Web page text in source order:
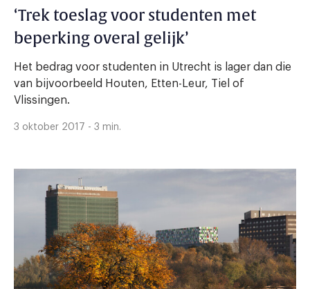
‘Trek toeslag voor studenten met
beperking overal gelijk’
Het bedrag voor studenten in Utrecht is lager dan die
van bijvoorbeeld Houten, Etten-Leur, Tiel of
Vlissingen.
3 oktober 2017 - 3 min.